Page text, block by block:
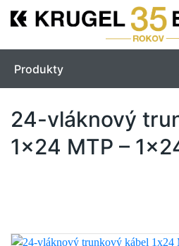
Produkty
24-vláknový
1x24 MTP –